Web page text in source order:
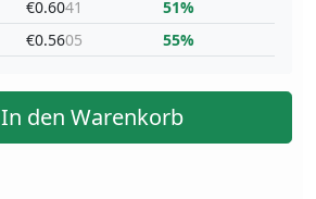
€0.6041
€0.5605
51%
55%
In den Warenkorb